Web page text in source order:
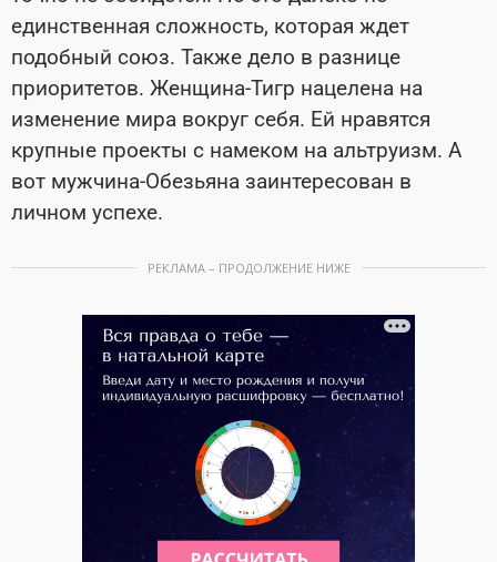
единственная сложность, которая ждет
подобный союз. Также дело в разнице
приоритетов. Женщина-Тигр нацелена на
изменение мира вокруг себя. Ей нравятся
крупные проекты с намеком на альтруизм. А
вот мужчина-Обезьяна заинтересован в
личном успехе.
РЕКЛАМА – ПРОДОЛЖЕНИЕ НИЖЕ